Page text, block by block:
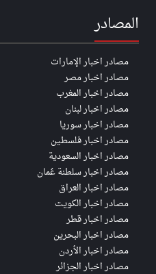
المصادر
مصادر اخبار الإمارات
مصادر اخبار مصر
مصادر اخبار المغرب
مصادر اخبار لبنان
مصادر اخبار سوريا
مصادر اخبار فلسطين
مصادر اخبار السعودية
مصادر اخبار سلطنة عُمان
مصادر اخبار العراق
مصادر اخبار الكويت
مصادر اخبار قطر
مصادر اخبار البحرين
مصادر اخبار الأردن
مصادر اخبار الجزائر